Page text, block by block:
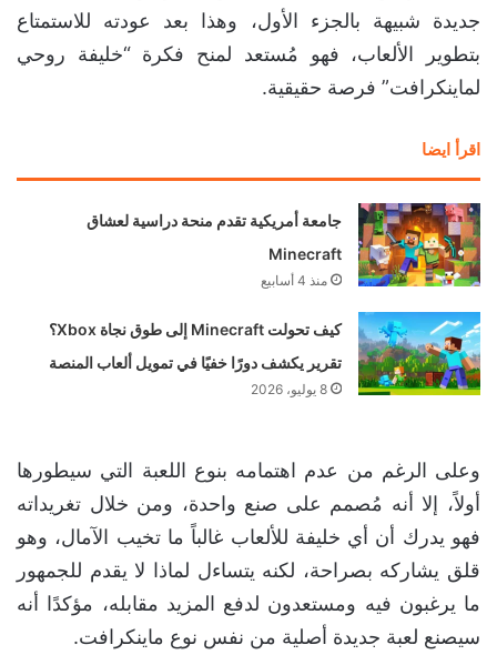
جديدة شبيهة بالجزء الأول، وهذا بعد عودته للاستمتاع
بتطوير الألعاب، فهو مُستعد لمنح فكرة “خليفة روحي
لماينكرافت” فرصة حقيقية.
اقرأ ايضا
جامعة أمريكية تقدم منحة دراسية لعشاق
Minecraft
منذ 4 أسابيع
كيف تحولت Minecraft إلى طوق نجاة Xbox؟
تقرير يكشف دورًا خفيًا في تمويل ألعاب المنصة
8 يوليو، 2026
وعلى الرغم من عدم اهتمامه بنوع اللعبة التي سيطورها
أولاً، إلا أنه مُصمم على صنع واحدة، ومن خلال تغريداته
فهو يدرك أن أي خليفة للألعاب غالباً ما تخيب الآمال، وهو
قلق يشاركه بصراحة، لكنه يتساءل لماذا لا يقدم للجمهور
ما يرغبون فيه ومستعدون لدفع المزيد مقابله، مؤكدًا أنه
سيصنع لعبة جديدة أصلية من نفس نوع ماينكرافت.